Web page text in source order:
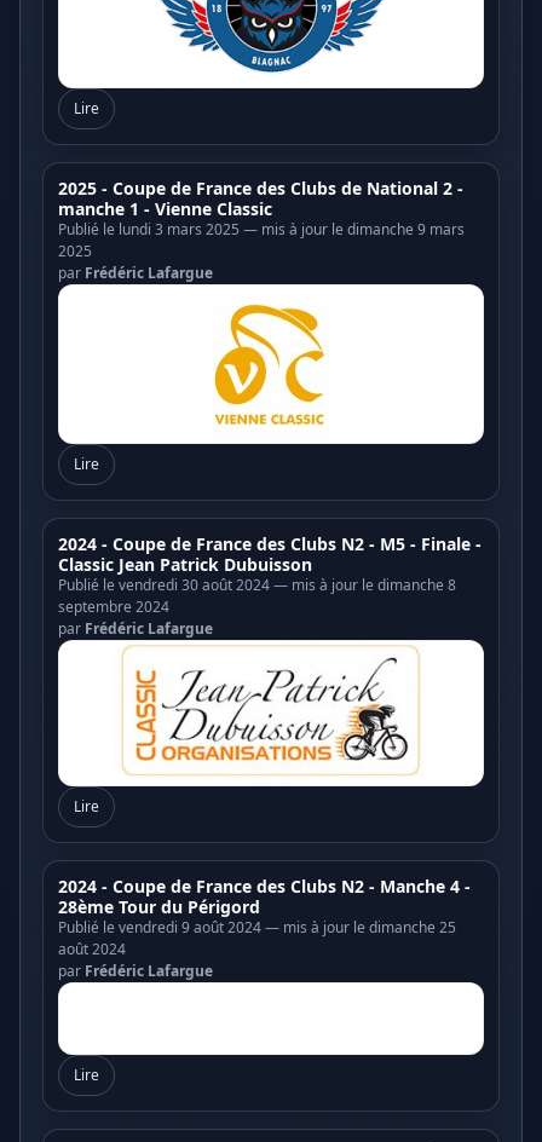
Lire
2025 - Coupe de France des Clubs de National 2 -
manche 1 - Vienne Classic
Publié le lundi 3 mars 2025 — mis à jour le dimanche 9 mars
2025
par Frédéric Lafargue
Lire
2024 - Coupe de France des Clubs N2 - M5 - Finale -
Classic Jean Patrick Dubuisson
Publié le vendredi 30 août 2024 — mis à jour le dimanche 8
septembre 2024
par Frédéric Lafargue
Lire
2024 - Coupe de France des Clubs N2 - Manche 4 -
28ème Tour du Périgord
Publié le vendredi 9 août 2024 — mis à jour le dimanche 25
août 2024
par Frédéric Lafargue
Lire